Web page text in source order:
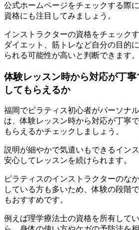
公式ホームページをチェックする際
資格にも注目してみましょう。
インストラクターの資格をチェック
ダイエット、筋トレなど自分の目的
られる可能性が高いと判断できます。
体験レッスン時から対応が丁
してもらえるか
福岡でピラティス初心者がパーソナ
は、体験レッスン時から対応が丁寧
もらえるかチェックしましょう。
説明が細やかで気遣いもできるイン
安心してレッスンを続けられます。
ピラティスのインストラクターのな
している方も多いため、体験の段階
もおすすめです。
例えば理学療法士の資格を所有して